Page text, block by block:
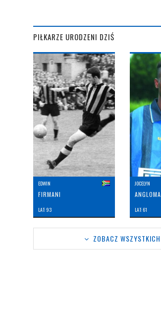
PIŁKARZE URODZENI DZIŚ
EDWIN
FIRMANI
LAT: 93
JOCELYN
ANGLOMA
LAT: 61
ZOBACZ WSZYSTKICH